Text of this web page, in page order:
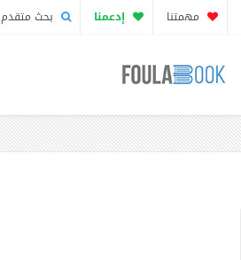
مهمتنا إدعمنا بحث متقدم